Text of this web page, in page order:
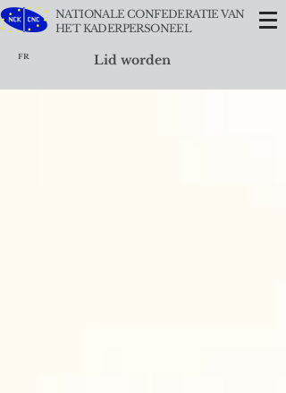
FR
NATIONALE CONFEDERATIE VAN
HET KADERPERSONEEL
Lid worden